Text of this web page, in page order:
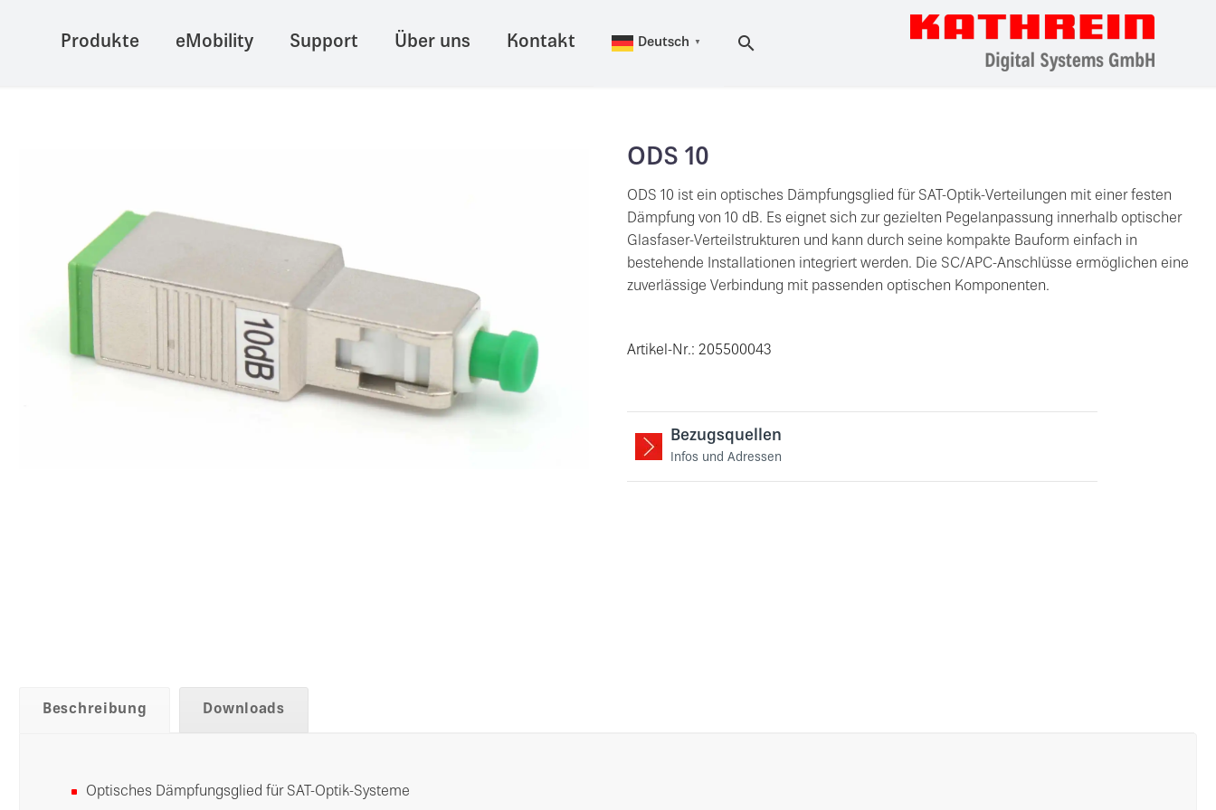
Produkte eMobility Support Über uns Kontakt Deutsch ▼
ODS 10
ODS 10 ist ein optisches Dämpfungsglied für SAT-Optik-Verteilungen mit einer festen
Dämpfung von 10 dB. Es eignet sich zur gezielten Pegelanpassung innerhalb optischer
Glasfaser-Verteilstrukturen und kann durch seine kompakte Bauform einfach in
bestehende Installationen integriert werden. Die SC/APC-Anschlüsse ermöglichen eine
zuverlässige Verbindung mit passenden optischen Komponenten.
Artikel-Nr.: 205500043
Bezugsquellen
Infos und Adressen
Beschreibung Downloads
Optisches Dämpfungsglied für SAT-Optik-Systeme